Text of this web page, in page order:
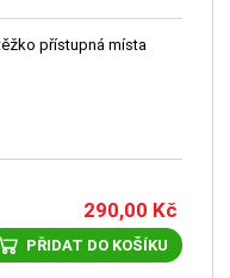
přístupná místa
290,00 Kč
PŘIDAT DO KOŠÍKU